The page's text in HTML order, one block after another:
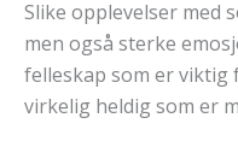
Slike opplevelser med
men også sterke
felleskap som er viktig
virkelig heldig som er